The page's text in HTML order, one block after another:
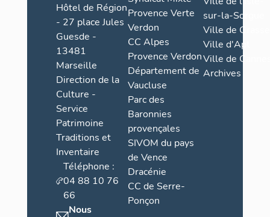
Hôtel de Région
- 27 place Jules
Guesde -
13481
Marseille
Direction de la
Culture -
Service
Patrimoine
Traditions et
Inventaire
Téléphone :
04 88 10 76
66
Nous
Provence Verte
Verdon
CC Alpes
Provence Verdon
Département de
Vaucluse
Parc des
Baronnies
provençales
SIVOM du pays
de Vence
Dracénie
CC de Serre-
Ponçon
sur-la-Sorgue
Ville de Grasse
Ville d'Apt
Ville de
Archives